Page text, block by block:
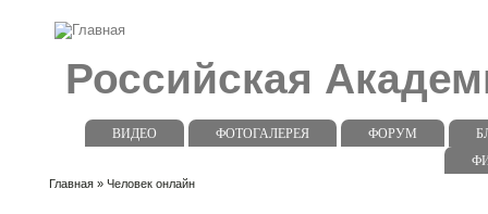
Российская
ВИДЕО ФОТОГАЛЕРЕЯ ФОРУМ
Главная » Человек онлайн